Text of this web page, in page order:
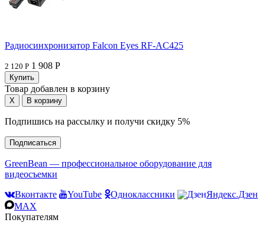
Радиосинхронизатор Falcon Eyes RF-AC425
2 120 Р 1 908 Р
Товар добавлен в корзину
Подпишись на рассылку и получи скидку 5%
Подписаться
GreenBean — профессиональное оборудование для
видеосъемки
Вконтакте
YouTube Одноклассники
Яндекс.Дзен
MAX
Покупателям